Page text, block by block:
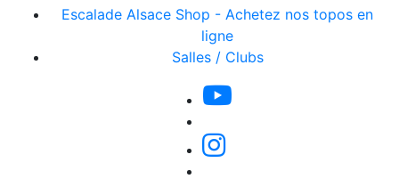
Escalade Alsace Shop - Achetez nos topos en
ligne
Salles / Clubs